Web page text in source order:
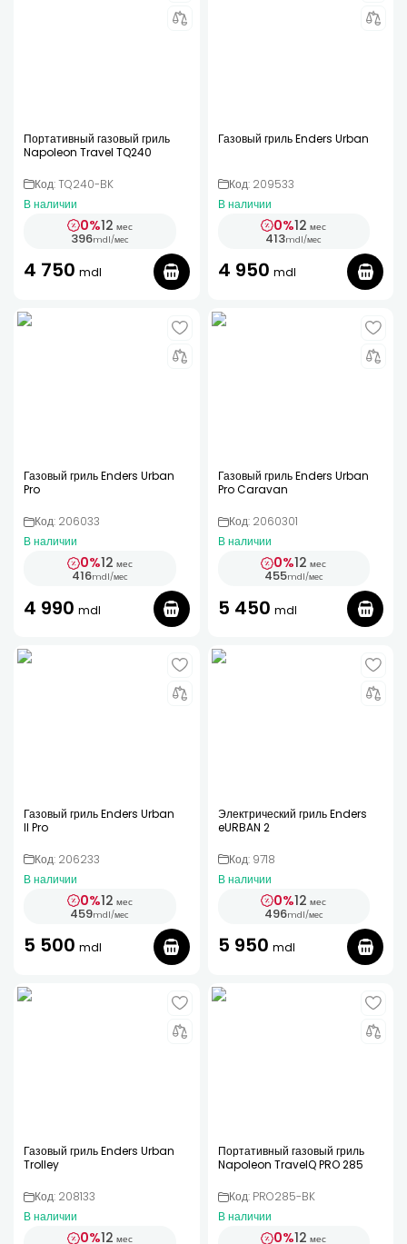
Портативный газовый гриль
Napoleon Travel TQ240
Код: TQ240-BK
В наличии
0%12 мес
396mdl/мес
4 750 mdl
Газовый гриль Enders Urban
Код: 209533
В наличии
0%12 мес
413mdl/мес
4 950 mdl
Газовый гриль Enders Urban
Pro
Код: 206033
В наличии
0%12 мес
416mdl/мес
4 990 mdl
Газовый гриль Enders Urban
Pro Caravan
Код: 2060301
В наличии
0%12 мес
455mdl/мес
5 450 mdl
Газовый гриль Enders Urban
II Pro
Код: 206233
В наличии
0%12 мес
459mdl/мес
5 500 mdl
Электрический гриль Enders
eURBAN 2
Код: 9718
В наличии
0%12 мес
496mdl/мес
5 950 mdl
Газовый гриль Enders Urban
Trolley
Код: 208133
В наличии
0%12 мес
Портативный газовый гриль
Napoleon TravelQ PRO 285
Код: PRO285-BK
В наличии
0%12 мес